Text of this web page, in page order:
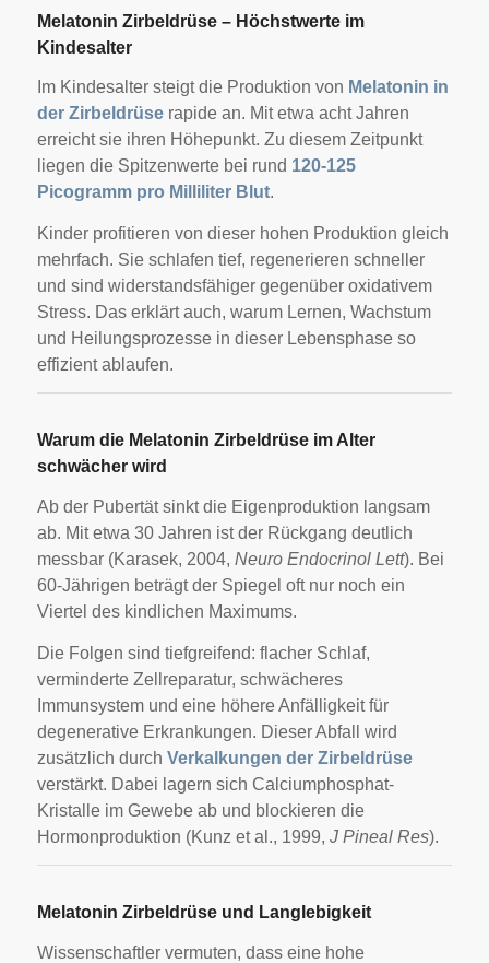
Melatonin Zirbeldrüse – Höchstwerte im
Kindesalter
Im Kindesalter steigt die Produktion von Melatonin in
der Zirbeldrüserapide an. Mit etwa acht Jahren
erreicht sie ihren Höhepunkt. Zu diesem Zeitpunkt
liegen die Spitzenwerte bei rund 120-125
Picogramm pro Milliliter Blut.
Kinder profitieren von dieser hohen Produktion gleich
mehrfach. Sie schlafen tief, regenerieren schneller
und sind widerstandsfähiger gegenüber oxidativem
Stress. Das erklärt auch, warum Lernen, Wachstum
und Heilungsprozesse in dieser Lebensphase so
effizient ablaufen.
Warum die Melatonin Zirbeldrüse im Alter
schwächer wird
Ab der Pubertät sinkt die Eigenproduktion langsam
ab. Mit etwa 30 Jahren ist der Rückgang deutlich
messbar (Karasek, 2004, Neuro Endocrinol Lett). Bei
60-Jährigen beträgt der Spiegel oft nur noch ein
Viertel des kindlichen Maximums.
Die Folgen sind tiefgreifend: flacher Schlaf,
verminderte Zellreparatur, schwächeres
Immunsystem und eine höhere Anfälligkeit für
degenerative Erkrankungen. Dieser Abfall wird
zusätzlich durch Verkalkungen der Zirbeldrüse
verstärkt. Dabei lagern sich Calciumphosphat-
Kristalle im Gewebe ab und blockieren die
Hormonproduktion (Kunz et al., 1999, J Pineal Res).
Melatonin Zirbeldrüse und Langlebigkeit
Wissenschaftler vermuten, dass eine hohe